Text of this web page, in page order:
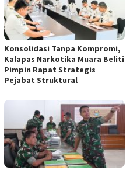
Konsolidasi Tanpa Kompromi,
Kalapas Narkotika Muara Beliti
Pimpin Rapat Strategis
Pejabat Struktural